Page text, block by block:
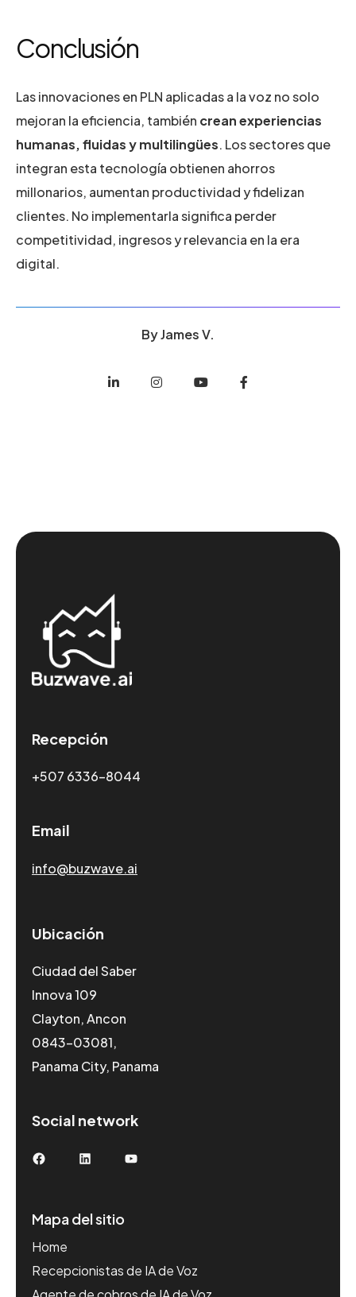
Conclusión
Las innovaciones en PLN aplicadas a la voz no solo
mejoran la eficiencia, también crean experiencias
humanas, fluidas y multilingües. Los sectores que
integran esta tecnología obtienen ahorros
millonarios, aumentan productividad y fidelizan
clientes. No implementarla significa perder
competitividad, ingresos y relevancia en la era
digital.
ByJames V.
Recepción
+507 6336-8044
Email
info@buzwave.ai
Ubicación
Ciudad del Saber
Innova 109
Clayton, Ancon
0843-03081,
Panama City, Panama
Social network
FacebookLinkedInYouTube
Mapa del sitio
Home
Recepcionistas de IA de Voz